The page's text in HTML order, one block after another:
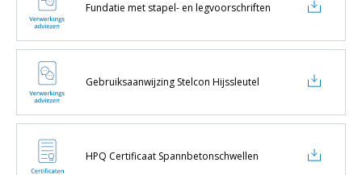
Fundatie met stapel- en legvoorschriften
Gebruiksaanwijzing Stelcon Hijssleutel
HPQ Certificaat Spannbetonschwellen